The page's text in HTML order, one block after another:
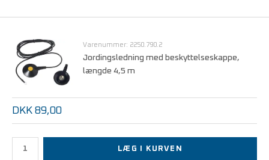
anvendelse sammen med gulvmåtter.
Varenummer: 2250.790.2
Jordingsledning med beskyttelseskappe,
længde 4,5 m
DKK 89,00
LÆG I KURVEN